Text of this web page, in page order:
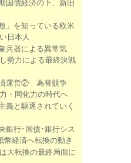
国債経済の下、新旧
」を知っている欧米
日本人
兵器による異常気
勢力による最終決戦
済運営② 為替競争
・同化力の時代へ
義と駆逐されていく
銀行･国債･銀行シス
経済へ転換の動き
大転換の最終局面に